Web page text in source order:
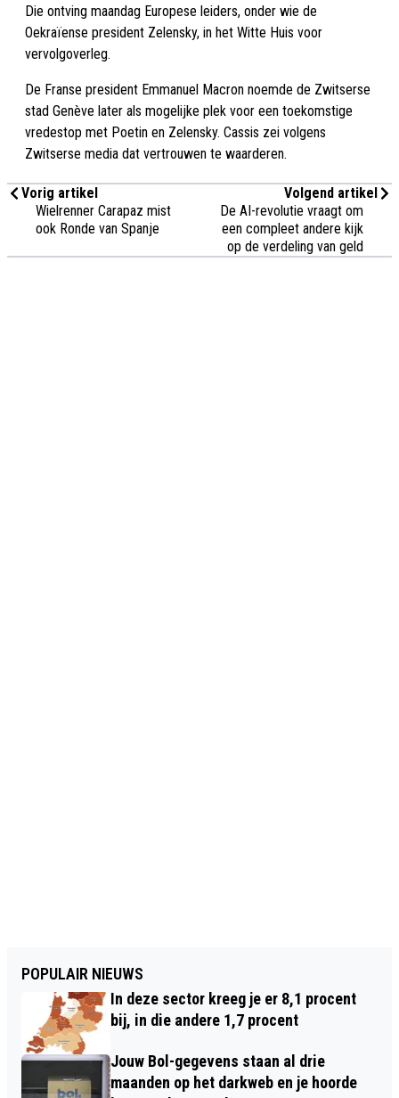
Die ontving maandag Europese leiders, onder wie de
Oekraïense president Zelensky, in het Witte Huis voor
vervolgoverleg.
De Franse president Emmanuel Macron noemde de Zwitserse
stad Genève later als mogelijke plek voor een toekomstige
vredestop met Poetin en Zelensky. Cassis zei volgens
Zwitserse media dat vertrouwen te waarderen.
Vorig artikel
Wielrenner Carapaz mist
ook Ronde van Spanje
Volgend artikel
De AI-revolutie vraagt om
een compleet andere kijk
op de verdeling van geld
POPULAIR NIEUWS
In deze sector kreeg je er 8,1 procent
bij, in die andere 1,7 procent
Jouw Bol-gegevens staan al drie
maanden op het darkweb en je hoorde